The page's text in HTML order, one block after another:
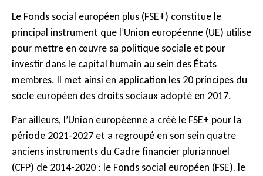
Le Fonds social européen plus (FSE+) constitue le
principal instrument que l’Union européenne (UE) utilise
pour mettre en œuvre sa politique sociale et pour
investir dans le capital humain au sein des États
membres. Il met ainsi en application les 20 principes du
socle européen des droits sociaux adopté en 2017.
Par ailleurs, l’Union européenne a créé le FSE+ pour la
période 2021-2027 et a regroupé en son sein quatre
anciens instruments du Cadre financier pluriannuel
(CFP) de 2014-2020 : le Fonds social européen (FSE), le